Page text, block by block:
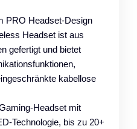
PRO Headset-Design
Headset ist aus
gefertigt und bietet
kabellose
Headset mit
Technologie, bis zu 20+